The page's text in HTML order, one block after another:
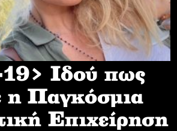
Iδού πως
η Παγκόσμια
Επιχείρηση